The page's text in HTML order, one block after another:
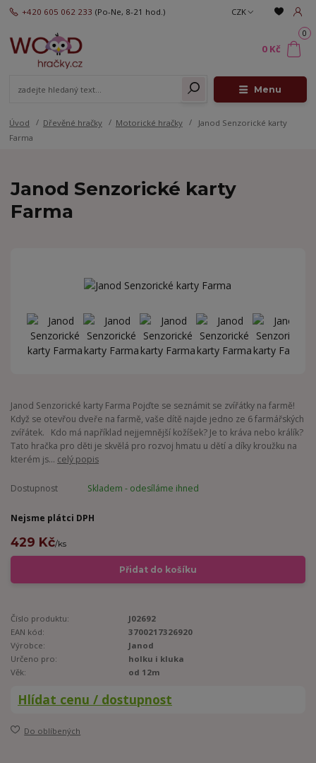
Menu
CZK
+420 605 062 233 (Po-Ne, 8-21 hod.)
0
0 Kč
Úvod Dřevěné hračky Motorické hračky
Janod Senzorické karty
Farma
Janod Senzorické karty
Farma
Janod Senzorické karty Farma Pojďte se seznámit se zvířátky na farmě!
Když se otevřou dveře na farmě, vaše dítě najde jedno ze 6 farmářských
zvířátek. Kdo má například nejjemnější kožíšek? Je to kráva nebo králík?
Tato hračka pro děti je skvělá pro rozvoj hmatu u dětí a díky kroužku na
kterém js... celý popis
Dostupnost Skladem - odesíláme ihned
Nejsme plátci DPH
429 Kč/ks
Přidat do košíku
Číslo produktu:
J02692
EAN kód:
3700217326920
Výrobce:
Janod
Určeno pro:
holku i kluka
Věk:
od 12m
Hlídat cenu / dostupnost
Do oblíbených